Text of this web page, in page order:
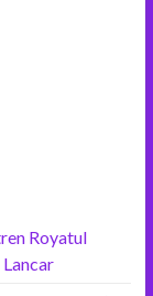
Royatul